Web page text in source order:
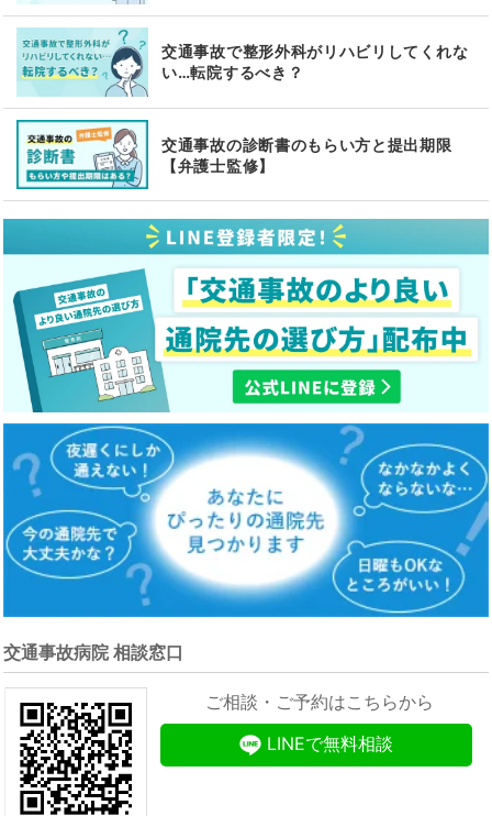
交通事故で整形外科がリハビリしてくれな
い…転院するべき？
交通事故の診断書のもらい方と提出期限
【弁護士監修】
交通事故病院 相談窓口
ご相談・ご予約はこちらから
LINEで無料相談